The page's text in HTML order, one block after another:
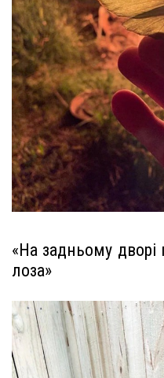
«На задньому дворі
лоза»